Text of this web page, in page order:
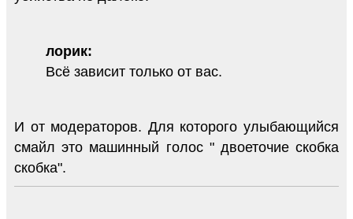
лорик:
Всё зависит только от вас.
И от модераторов. Для которого улыбающийся
смайл это машинный голос " двоеточие скобка
скобка".